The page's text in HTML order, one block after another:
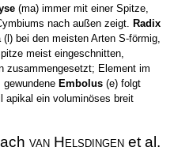
(ma) immer mit einer Spitze,
nach außen zeigt.
Radix
bei den meisten Arten S-förmig,
meist eingeschnitten,
zusammengesetzt; Element im
Embolus(e) folgt
apikal ein voluminöses breit
van Helsdingenet al.